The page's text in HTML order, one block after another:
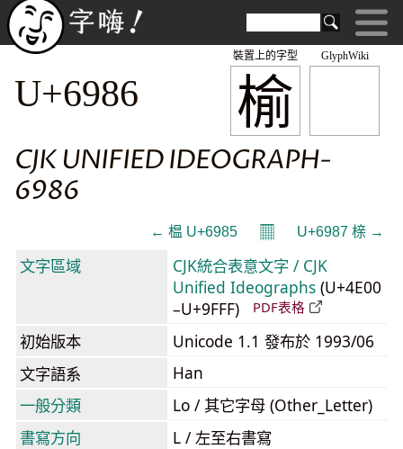
GlyphWiki
榆
裝置上的字型
U+6986
CJK UNIFIED IDEOGRAPH-
6986
← 榅 U+6985 𝄜 U+6987 榇 →
文字區域
CJK統合表意文字 / CJK
Unified Ideographs (U+4E00
–U+9FFF)
PDF表格
初始版本
Unicode 1.1 發布於 1993/06
文字語系
Han
一般分類
Lo / 其它字母 (Other_Letter)
書寫方向
L / 左至右書寫